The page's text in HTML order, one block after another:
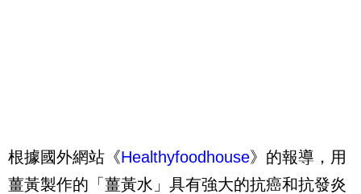
根據國外網站《Healthyfoodhouse》的報導，用
薑黃製作的「薑黃水」具有強大的抗癌和抗發炎